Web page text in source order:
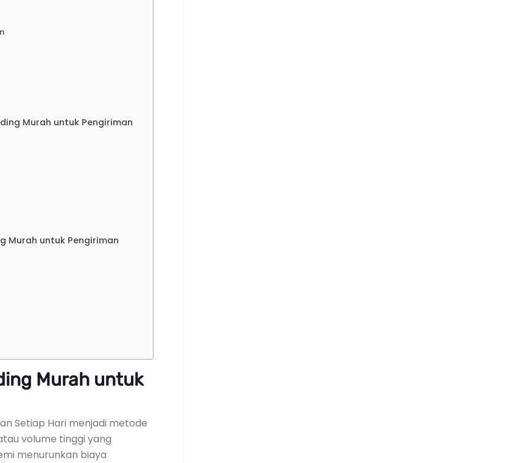
Murah untuk Pengiriman
Murah untuk Pengiriman
Murah untuk
Setiap Hari menjadi metode
volume tinggi yang
menurunkan biaya